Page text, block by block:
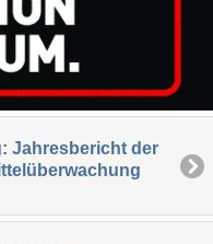
Jahresbericht der